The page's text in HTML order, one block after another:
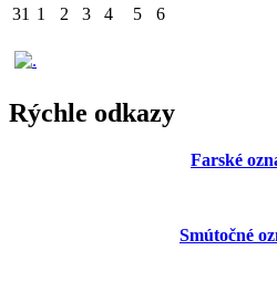
31 1 2 3 4 5 6
Rýchle odkazy
Farské
Smútočné